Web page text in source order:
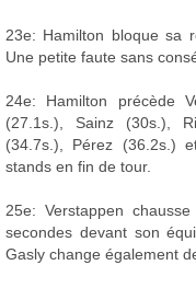
23e: Hamilton bloque sa
Une petite faute sans
24e: Hamilton précède
(27.1s.), Sainz (30s.),
(34.7s.), Pérez (36.2s.)
stands en fin de tour.
25e: Verstappen
secondes devant son
Gasly change également